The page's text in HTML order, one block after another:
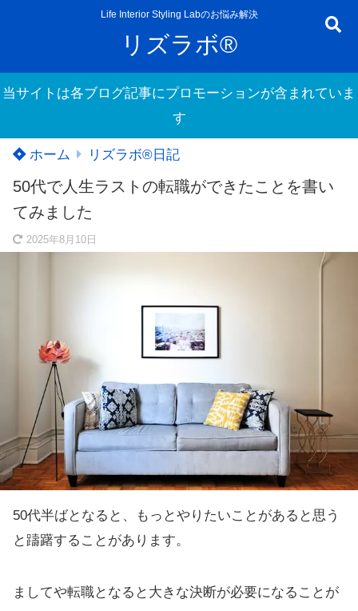
Life Interior Styling Labのお悩み解決
リズラボ®
当サイトは各ブログ記事にプロモーションが含まれていま
す
ホーム リズラボ®️日記
50代で人生ラストの転職ができたことを書い
てみました
2025年8月10日
50代半ばとなると、もっとやりたいことがあると思う
と躊躇することがあります。
ましてや転職となると大きな決断が必要になることが